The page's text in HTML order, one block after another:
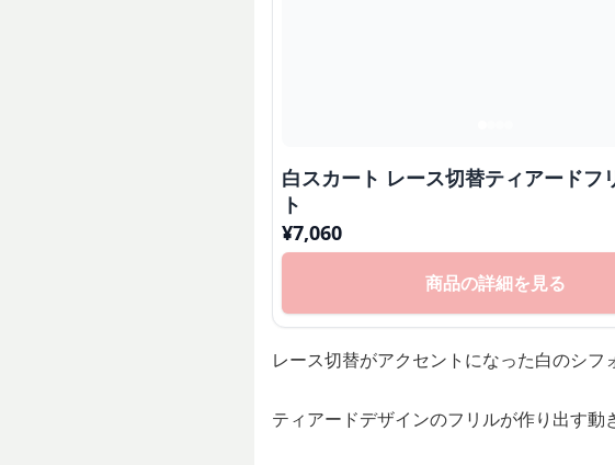
白スカート レース切替ティアードフ
ト
¥7,060
商品の詳細を見る
レース切替がアクセントになった白のシ
ティアードデザインのフリルが作り出す